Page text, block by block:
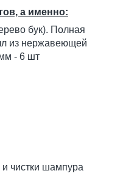
а именно:
бук). Полная
из нержавеющей
- 6 шт
чистки шампура